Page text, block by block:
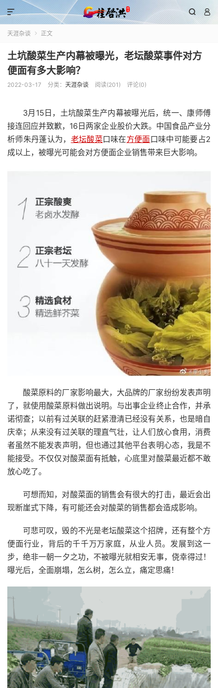
 

天涯杂谈  正文
土坑酸菜生产内幕被曝光，老坛酸菜事件对方
便面有多大影响？
2022-03-17 分类： 天涯杂谈 阅读(201 ) 评论(0)
3月15日，土坑酸菜生产内幕被曝光后，统一、康师傅
接连回应并致歉，16日两家企业股价大跌。中国食品产业分
析师朱丹蓬认为， 老坛酸菜口味在方便面口味中可能要占2
成以上，被曝光可能会对方便面企业销售带来巨大影响。
酸菜原料的厂家影响最大，大品牌的厂家纷纷发表声明
了，就使用酸菜原料做出说明。与出事企业终止合作，并承
诺彻查；以前有过关联的赶紧澄清已经没有关系，也是暗自
庆幸；从来没有过关联的理直气壮，让人们放心食用，消费
者虽然不能发表声明，但也通过其他平台表明心态，我是不
能接受。不仅仅对酸菜面有抵触，心底里对酸菜最近都不敢
放心吃了。
可想而知，对酸菜面的销售会有很大的打击，最近会出
现断崖式下降，有可能还会对酸菜的销售都会造成影响。
可悲可叹，毁的不光是老坛酸菜这个招牌，还有整个方
便面行业，背后的千千万万家庭，从业人员。发展到这一
步，绝非一朝一夕之功，不被曝光就相安无事，侥幸得过！
曝光后，全面崩塌，怎么树，怎么立，痛定思痛！